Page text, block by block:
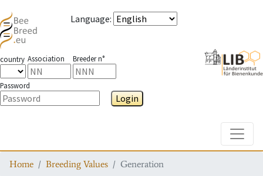
Language:
country Association Breeder n°
Password
Login
Home Breeding Values Generation